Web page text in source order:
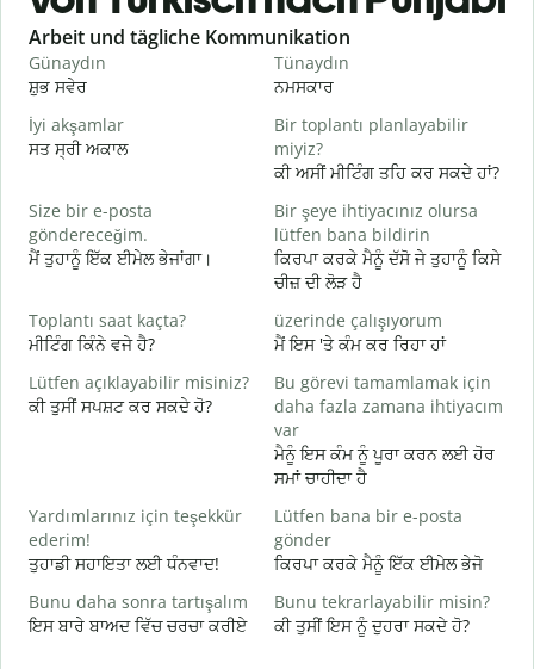
Slide 1 of 6
Arbeit und tägliche Kommunikation
Günaydın
ਸ਼ੁਭ ਸਵੇਰ
Tünaydın
ਨਮਸਕਾਰ
İyi akşamlar
ਸਤ ਸ੍ਰੀ ਅਕਾਲ
Bir toplantı planlayabilir
miyiz?
ਕੀ ਅਸੀਂ ਮੀਟਿੰਗ ਤਹਿ ਕਰ ਸਕਦੇ ਹਾਂ?
Size bir e-posta
göndereceğim.
ਮੈਂ ਤੁਹਾਨੂੰ ਇੱਕ ਈਮੇਲ ਭੇਜਾਂਗਾ।
Bir şeye ihtiyacınız olursa
lütfen bana bildirin
ਕਿਰਪਾ ਕਰਕੇ ਮੈਨੂੰ ਦੱਸੋ ਜੇ ਤੁਹਾਨੂੰ ਕਿਸੇ
ਚੀਜ਼ ਦੀ ਲੋੜ ਹੈ
Toplantı saat kaçta?
ਮੀਟਿੰਗ ਕਿੰਨੇ ਵਜੇ ਹੈ?
üzerinde çalışıyorum
ਮੈਂ ਇਸ 'ਤੇ ਕੰਮ ਕਰ ਰਿਹਾ ਹਾਂ
Lütfen açıklayabilir misiniz?
ਕੀ ਤੁਸੀਂ ਸਪਸ਼ਟ ਕਰ ਸਕਦੇ ਹੋ?
Bu görevi tamamlamak için
daha fazla zamana ihtiyacım
var
ਮੈਨੂੰ ਇਸ ਕੰਮ ਨੂੰ ਪੂਰਾ ਕਰਨ ਲਈ ਹੋਰ
ਸਮਾਂ ਚਾਹੀਦਾ ਹੈ
Yardımlarınız için teşekkür
ederim!
ਤੁਹਾਡੀ ਸਹਾਇਤਾ ਲਈ ਧੰਨਵਾਦ!
Lütfen bana bir e-posta
gönder
ਕਿਰਪਾ ਕਰਕੇ ਮੈਨੂੰ ਇੱਕ ਈਮੇਲ ਭੇਜੋ
Bunu daha sonra tartışalım
ਇਸ ਬਾਰੇ ਬਾਅਦ ਵਿੱਚ ਚਰਚਾ ਕਰੀਏ
Bunu tekrarlayabilir misin?
ਕੀ ਤੁਸੀਂ ਇਸ ਨੂੰ ਦੁਹਰਾ ਸਕਦੇ ਹੋ?